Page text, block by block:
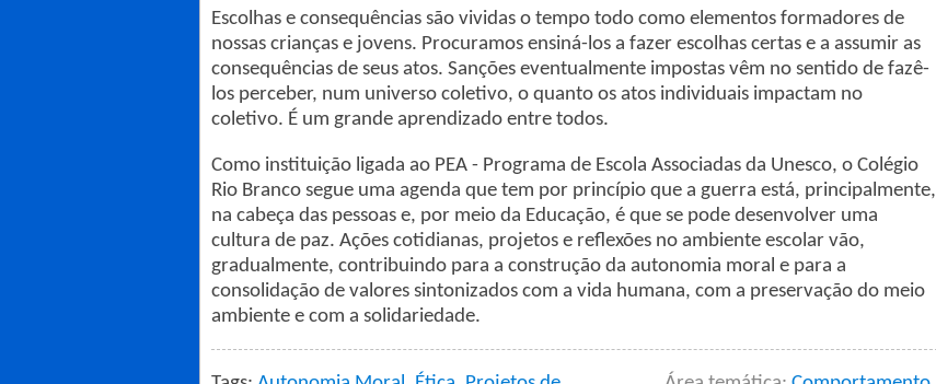
Escolhas e consequências são vividas o tempo todo como elementos formadores de
nossas crianças e jovens. Procuramos ensiná-los a fazer escolhas certas e a assumir as
consequências de seus atos. Sanções eventualmente impostas vêm no sentido de fazê-
los perceber, num universo coletivo, o quanto os atos individuais impactam no
coletivo. É um grande aprendizado entre todos.
Como instituição ligada ao PEA - Programa de Escola Associadas da Unesco, o Colégio
Rio Branco segue uma agenda que tem por princípio que a guerra está, principalmente,
na cabeça das pessoas e, por meio da Educação, é que se pode desenvolver uma
cultura de paz. Ações cotidianas, projetos e reflexões no ambiente escolar vão,
gradualmente, contribuindo para a construção da autonomia moral e para a
consolidação de valores sintonizados com a vida humana, com a preservação do meio
ambiente e com a solidariedade.